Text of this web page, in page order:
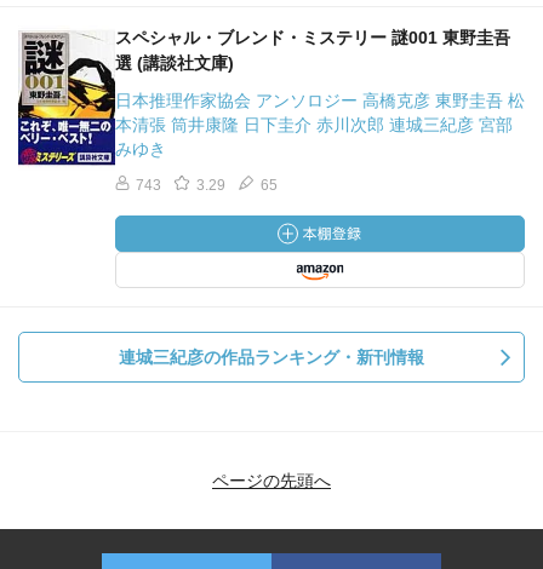
スペシャル・ブレンド・ミステリー 謎001 東野圭吾
選 (講談社文庫)
日本推理作家協会 アンソロジー 高橋克彦 東野圭吾 松
本清張 筒井康隆 日下圭介 赤川次郎 連城三紀彦 宮部
みゆき
743 3.29 65
連城三紀彦の作品ランキング・新刊情報
ページの先頭へ